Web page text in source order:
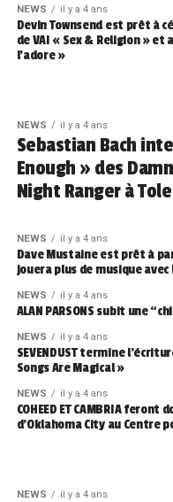
NEWS il y a 4 ans
Devin Townsend est prêt à
de VAI « Sex & Religion » et
l’adore »
NEWS il y a 4 ans
Sebastian Bach
Enough » des
Night Ranger à
NEWS il y a 4 ans
Dave Mustaine est prêt à
jouera plus de musique avec
NEWS il y a 4 ans
ALAN PARSONS subit une
NEWS il y a 4 ans
SEVENDUST termine
Songs Are Magical »
NEWS il y a 4 ans
COHEED ET CAMBRIA
d’Oklahoma City au
NEWS il y a 4 ans